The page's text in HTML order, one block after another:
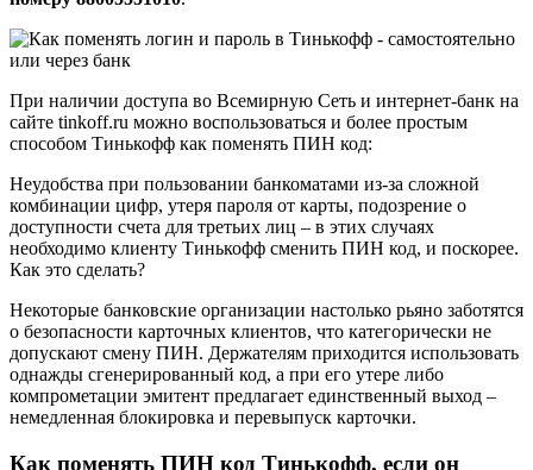
При наличии доступа во Всемирную Сеть и интернет-банк на
сайте tinkoff.ru можно воспользоваться и более простым
способом Тинькофф как поменять ПИН код:
Неудобства при пользовании банкоматами из-за сложной
комбинации цифр, утеря пароля от карты, подозрение о
доступности счета для третьих лиц – в этих случаях
необходимо клиенту Тинькофф сменить ПИН код, и поскорее.
Как это сделать?
Некоторые банковские организации настолько рьяно заботятся
о безопасности карточных клиентов, что категорически не
допускают смену ПИН. Держателям приходится использовать
однажды сгенерированный код, а при его утере либо
компрометации эмитент предлагает единственный выход –
немедленная блокировка и перевыпуск карточки.
Как поменять ПИН код Тинькофф, если он